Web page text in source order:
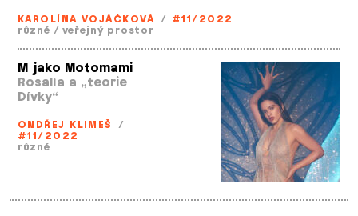
KAROLÍNA VOJÁČKOVÁ / #11/2022
různé / veřejný prostor
M jako Motomami
Rosalía a „teorie
Dívky“
ONDŘEJ KLIMEŠ
/
#11/2022
různé